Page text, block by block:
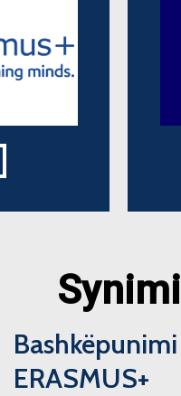
Synimi
Bashkëpunimi
ERASMUS+